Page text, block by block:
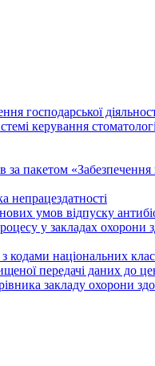
господарської
керування
пакетом
непрацездатності
умов відпуску
у закладах охорони
кодами національних
передачі даних до
закладу охорони